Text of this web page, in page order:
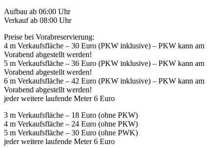
Aufbau ab 06:00 Uhr
Verkauf ab 08:00 Uhr
Preise bei Vorabreservierung:
4 m Verkaufsfläche – 30 Euro (PKW inklusive) – PKW kann am
Vorabend abgestellt werden!
5 m Verkaufsfläche – 36 Euro (PKW inklusive) – PKW kann am
Vorabend abgestellt werden!
6 m Verkaufsfläche – 42 Euro (PKW inklusive) – PKW kann am
Vorabend abgestellt werden!
jeder weitere laufende Meter 6 Euro
3 m Verkaufsfläche – 18 Euro (ohne PKW)
4 m Verkaufsfläche – 24 Euro (ohne PKW)
5 m Verkaufsfläche – 30 Euro (ohne PWK)
jeder weitere laufende Meter 6 Euro